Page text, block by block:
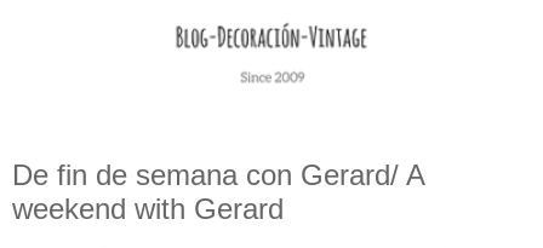
De fin de semana con Gerard/ A
weekend with Gerard